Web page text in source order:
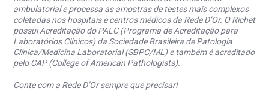
ambulatorial e processa as amostras de testes mais complexos
coletadas nos hospitais e centros médicos da Rede D’Or. O Richet
possui Acreditação do PALC (Programa de Acreditação para
Laboratórios Clínicos) da Sociedade Brasileira de Patologia
Clínica/Medicina Laboratorial (SBPC/ML) e também é acreditado
pelo CAP (College of American Pathologists).
Conte com a Rede D’Or sempre que precisar!